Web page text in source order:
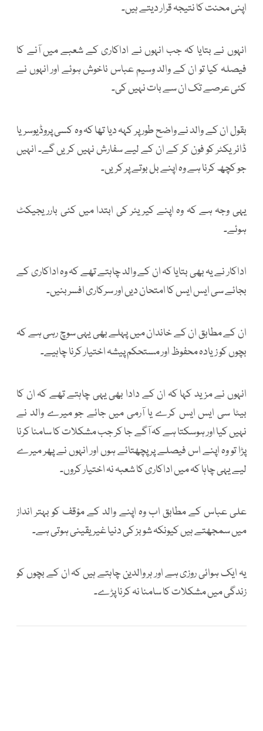
اپنی محنت کا نتیجہ قرار دیتے ہیں۔
انہوں نے بتایا کہ جب انہوں نے اداکاری کے شعبے میں آنے کا
فیصلہ کیا تو ان کے والد وسیم عباس ناخوش ہوئے اور انہوں نے
کئی عرصے تک ان سے بات نہیں کی۔
بقول ان کے والد نے واضح طور پر کہہ دیا تھا کہ وہ کسی پروڈیوسر یا
ڈائریکٹر کو فون کر کے ان کے لیے سفارش نہیں کریں گے۔ انہیں
جو کچھ کرنا ہے وہ اپنے بل بوتے پر کریں۔
یہی وجہ ہے کہ وہ اپنے کیریئر کی ابتدا میں کئی بارریجیکٹ
ہوئے۔
اداکار نے یہ بھی بتایا کہ ان کے والد چاہتے تھے کہ وہ اداکاری کے
بجائے سی ایس ایس کا امتحان دیں اور سرکاری افسر بنیں۔
ان کے مطابق ان کے خاندان میں پہلے بھی یہی سوچ رہی ہے کہ
بچوں کو زیادہ محفوظ اور مستحکم پیشہ اختیار کرنا چاہیے۔
انہوں نے مزید کہا کہ ان کے دادا بھی یہی چاہتے تھے کہ ان کا
بیٹا سی ایس ایس کرے یا آرمی میں جائے جو میرے والد نے
نہیں کیا اور ہوسکتا ہے کہ آگے جا کر جب مشکلات کا سامنا کرنا
پڑا تو وہ اپنے اس فیصلے پر پچھتائے ہوں اور انہوں نے پھر میرے
لیے یہی چاہا کہ میں اداکاری کا شعبہ نہ اختیار کروں۔
علی عباس کے مطابق اب وہ اپنے والد کے مؤقف کو بہتر انداز
میں سمجھتے ہیں کیونکہ شوبز کی دنیا غیر یقینی ہوتی ہے۔
یہ ایک ہوائی روزی ہے اور ہر والدین چاہتے ہیں کہ ان کے بچوں کو
زندگی میں مشکلات کا سامنا نہ کرنا پڑے۔